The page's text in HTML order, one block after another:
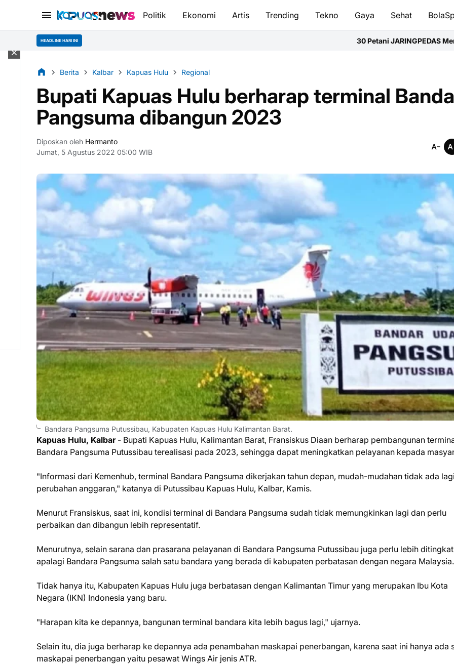
Politik Ekonomi Artis Trending Tekno Gaya Sehat
HEADLINE HARI INI 30 Petani JARINGPEDAS Mempawah Perkuat
Berita Kalbar Kapuas Hulu Regional
Bupati Kapuas Hulu berharap terminal
Pangsuma dibangun 2023
Diposkan oleh Hermanto
Jumat, 5 Agustus 2022 05:00 WIB
Bandara Pangsuma Putussibau, Kabupaten Kapuas Hulu Kalimantan Barat.
Kapuas Hulu, Kalbar- Bupati Kapuas Hulu, Kalimantan Barat, Fransiskus Diaan berharap pembangunan
Bandara Pangsuma Putussibau terealisasi pada 2023, sehingga dapat meningkatkan pelayanan kepada
"Informasi dari Kemenhub, terminal Bandara Pangsuma dikerjakan tahun depan, mudah-mudahan tidak ada lagi
perubahan anggaran," katanya di Putussibau Kapuas Hulu, Kalbar, Kamis.
Menurut Fransiskus, saat ini, kondisi terminal di Bandara Pangsuma sudah tidak memungkinkan lagi dan perlu
perbaikan dan dibangun lebih representatif.
Menurutnya, selain sarana dan prasarana pelayanan di Bandara Pangsuma Putussibau juga perlu lebih
apalagi Bandara Pangsuma salah satu bandara yang berada di kabupaten perbatasan dengan negara Malaysia.
Tidak hanya itu, Kabupaten Kapuas Hulu juga berbatasan dengan Kalimantan Timur yang merupakan Ibu Kota
Negara (IKN) Indonesia yang baru.
"Harapan kita ke depannya, bangunan terminal bandara kita lebih bagus lagi," ujarnya.
Selain itu, dia juga berharap ke depannya ada penambahan maskapai penerbangan, karena saat ini hanya ada
maskapai penerbangan yaitu pesawat Wings Air jenis ATR.